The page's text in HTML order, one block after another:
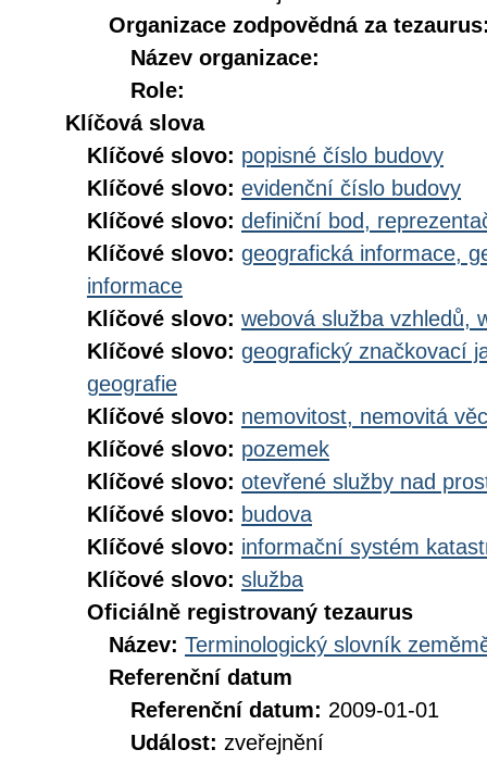
Organizace zodpovědná za
Název organizace:
Role:
Klíčová slova
Klíčové slovo: popisné číslo budovy
Klíčové slovo: evidenční číslo budovy
Klíčové slovo: definiční bod,
Klíčové slovo: geografická informace,
informace
Klíčové slovo: webová služba vzhledů,
Klíčové slovo: geografický značkovací
geografie
Klíčové slovo: nemovitost, nemovitá věc
Klíčové slovo: pozemek
Klíčové slovo: otevřené služby nad
Klíčové slovo: budova
Klíčové slovo: informační systém
Klíčové slovo: služba
Oficiálně registrovaný tezaurus
Název: Terminologický slovník
Referenční datum
Referenční datum: 2009-01-01
Událost: zveřejnění